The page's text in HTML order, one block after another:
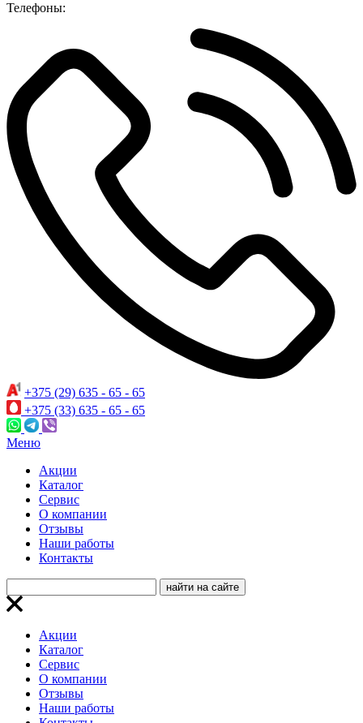
Телефоны:
+375 (29) 635 - 65 - 65
+375 (33) 635 - 65 - 65
Меню
Акции
Каталог
Сервис
О компании
Отзывы
Наши работы
Контакты
Акции
Каталог
Сервис
О компании
Отзывы
Наши работы